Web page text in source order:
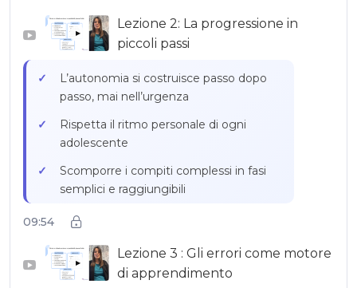
Creare sistemi di motivazione adatti
all’età: privilegi, responsabilità
Proporre missioni da “adolescente” per
rafforzare il senso di responsabilità
Esempio pratico: Léo e la sistemazione
per il calcio
▶
Lezione 2: La progressione in
piccoli passi
L’autonomia si costruisce passo dopo
passo, mai nell’urgenza
Rispetta il ritmo personale di ogni
adolescente
Scomporre i compiti complessi in fasi
semplici e raggiungibili
Consolidare le acquisizioni dell’infanzia
adulta
Creare un ambiente rassicurante in cui
09:54
▶
Lezione 3 : Gli errori come motore
di apprendimento